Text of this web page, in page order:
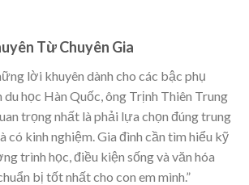
Từ Chuyên Gia
lời khuyên dành cho các bậc phụ
du học Hàn Quốc, ông Trịnh Thiên Trung
trọng nhất là phải lựa chọn đúng trung
có kinh nghiệm. Gia đình cần tìm hiểu kỹ
trình học, điều kiện sống và văn hóa
bị tốt nhất cho con em mình.”